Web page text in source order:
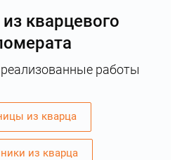
кварцевого
работы
из кварца
из кварца